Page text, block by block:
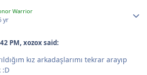
Warrior
yr
PM, xozox said:
kız arkadaşlarımı tekrar arayıp
:D